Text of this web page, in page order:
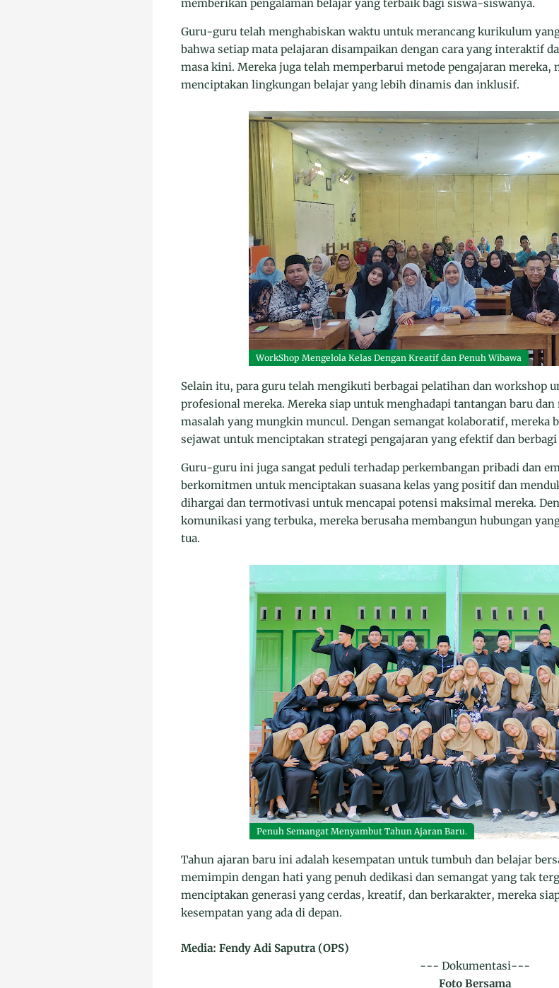
memberikan pengalaman belajar yang terbaik bagi siswa-siswanya.
Guru-guru telah menghabiskan waktu untuk merancang kurikulum
bahwa setiap mata pelajaran disampaikan dengan cara yang interaktif
masa kini. Mereka juga telah memperbarui metode pengajaran
menciptakan lingkungan belajar yang lebih dinamis dan inklusif.
WorkShop Mengelola Kelas Dengan Kreatif dan Penuh Wibawa
Selain itu, para guru telah mengikuti berbagai pelatihan dan workshop
profesional mereka. Mereka siap untuk menghadapi tantangan baru
masalah yang mungkin muncul. Dengan semangat kolaboratif, mereka
sejawat untuk menciptakan strategi pengajaran yang efektif dan
Guru-guru ini juga sangat peduli terhadap perkembangan pribadi dan
berkomitmen untuk menciptakan suasana kelas yang positif dan
dihargai dan termotivasi untuk mencapai potensi maksimal mereka.
komunikasi yang terbuka, mereka berusaha membangun hubungan
tua.
Penuh Semangat Menyambut Tahun Ajaran Baru.
Tahun ajaran baru ini adalah kesempatan untuk tumbuh dan belajar
memimpin dengan hati yang penuh dedikasi dan semangat yang tak
menciptakan generasi yang cerdas, kreatif, dan berkarakter, mereka
kesempatan yang ada di depan.
Media: Fendy Adi Saputra (OPS)
--- Dokumentasi---
Foto Bersama